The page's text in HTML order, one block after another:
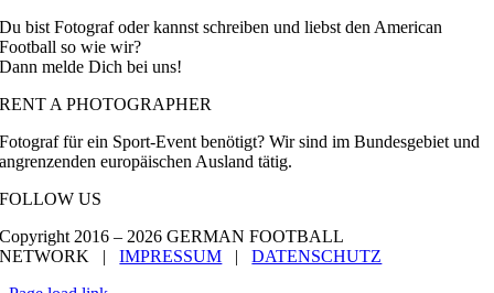
Du bist Fotograf oder kannst schreiben und liebst den American
Football so wie wir?
Dann melde Dich bei uns!
RENT A PHOTOGRAPHER
Fotograf für ein Sport-Event benötigt? Wir sind im Bundesgebiet und
angrenzenden europäischen Ausland tätig.
FOLLOW US
Copyright 2016 – 2026 GERMAN FOOTBALL
NETWORK |IMPRESSUM |DATENSCHUTZ